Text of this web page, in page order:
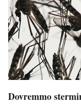
Dovremmo